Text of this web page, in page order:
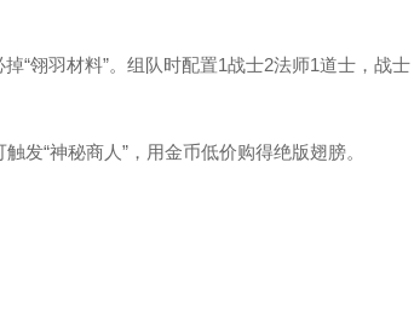
“翎羽材料”。组队时配置1战士2法师1道士，战士
发“神秘商人”，用金币低价购得绝版翅膀。